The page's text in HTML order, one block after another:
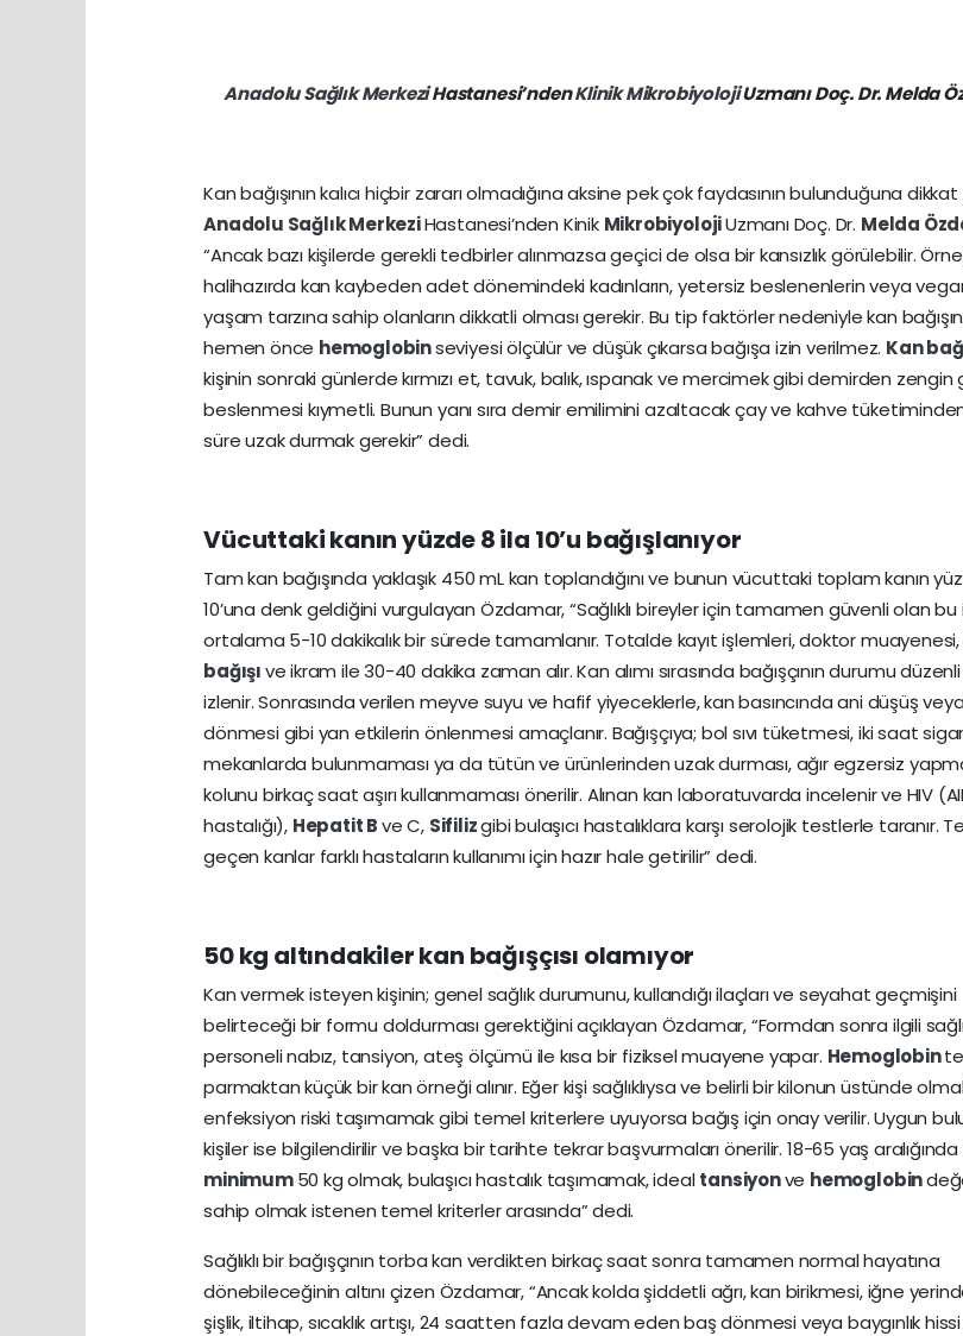
Anadolu Sağlık MerkeziHastanesi’ndenKlinikMikrobiyolojiUzmanı Doç. Dr. Melda
Kan bağışının kalıcı hiçbir zararı olmadığına aksine pek çok faydasının bulunduğuna
Anadolu Sağlık MerkeziHastanesi’nden Kinik MikrobiyolojiUzmanı Doç. Dr. Melda
“Ancak bazı kişilerde gerekli tedbirler alınmazsa geçici de olsa bir kansızlık görülebilir.
halihazırda kan kaybeden adet dönemindeki kadınların, yetersiz beslenenlerin veya
yaşam tarzına sahip olanların dikkatli olması gerekir. Bu tip faktörler nedeniyle kan
hemen önce hemoglobinseviyesi ölçülür ve düşük çıkarsa bağışa izin verilmez. Kan
kişinin sonraki günlerde kırmızı et, tavuk, balık, ıspanak ve mercimek gibi demirden zengin
beslenmesi kıymetli. Bunun yanı sıra demir emilimini azaltacak çay ve kahve
süre uzak durmak gerekir” dedi.
Vücuttaki kanın yüzde 8 ila 10’u bağışlanıyor
Tam kan bağışında yaklaşık 450 mL kan toplandığını ve bunun vücuttaki toplam kanın
10’una denk geldiğini vurgulayan Özdamar, “Sağlıklı bireyler için tamamen güvenli olan bu
ortalama 5-10 dakikalık bir sürede tamamlanır. Totalde kayıt işlemleri, doktor muayenesi,
bağışıve ikram ile 30-40 dakika zaman alır. Kan alımı sırasında bağışçının durumu
izlenir. Sonrasında verilen meyve suyu ve hafif yiyeceklerle, kan basıncında ani düşüş
dönmesi gibi yan etkilerin önlenmesi amaçlanır. Bağışçıya; bol sıvı tüketmesi, iki saat
mekanlarda bulunmaması ya da tütün ve ürünlerinden uzak durması, ağır egzersiz
kolunu birkaç saat aşırı kullanmaması önerilir. Alınan kan laboratuvarda incelenir ve HIV
hastalığı), Hepatit Bve C, Sifilizgibi bulaşıcı hastalıklara karşı serolojik testlerle taranır.
geçen kanlar farklı hastaların kullanımı için hazır hale getirilir” dedi.
50 kg altındakiler kan bağışçısı olamıyor
Kan vermek isteyen kişinin; genel sağlık durumunu, kullandığı ilaçları ve seyahat geçmişini
belirteceği bir formu doldurması gerektiğini açıklayan Özdamar, “Formdan sonra ilgili
personeli nabız, tansiyon, ateş ölçümü ile kısa bir fiziksel muayene yapar. Hemoglobin
parmaktan küçük bir kan örneği alınır. Eğer kişi sağlıklıysa ve belirli bir kilonun üstünde
enfeksiyon riski taşımamak gibi temel kriterlere uyuyorsa bağış için onay verilir. Uygun
kişiler ise bilgilendirilir ve başka bir tarihte tekrar başvurmaları önerilir. 18-65 yaş
minimum50 kg olmak, bulaşıcı hastalık taşımamak, idealtansiyonve hemoglobin
sahip olmak istenen temel kriterler arasında” dedi.
Sağlıklı bir bağışçının torba kan verdikten birkaç saat sonra tamamen normal hayatına
dönebileceğinin altını çizen Özdamar, “Ancak kolda şiddetli ağrı, kan birikmesi, iğne
şişlik, iltihap, sıcaklık artışı, 24 saatten fazla devam eden baş dönmesi veya baygınlık